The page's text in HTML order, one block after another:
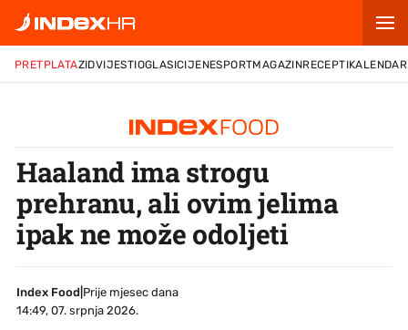
PRETPLATAZIDVIJESTIOGLASICIJENESPORTMAGAZINRECEPTIKALENDAR
Haaland ima strogu
prehranu, ali ovim jelima
ipak ne može odoljeti
Index Food
Prije mjesec dana
14:49, 07. srpnja 2026.